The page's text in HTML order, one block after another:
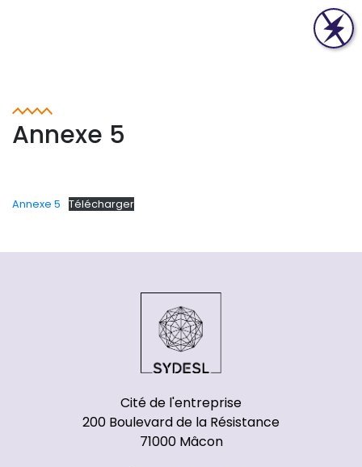
Annexe 5
Annexe 5 Télécharger
Cité de l'entreprise
200 Boulevard de la Résistance
71000 Mâcon